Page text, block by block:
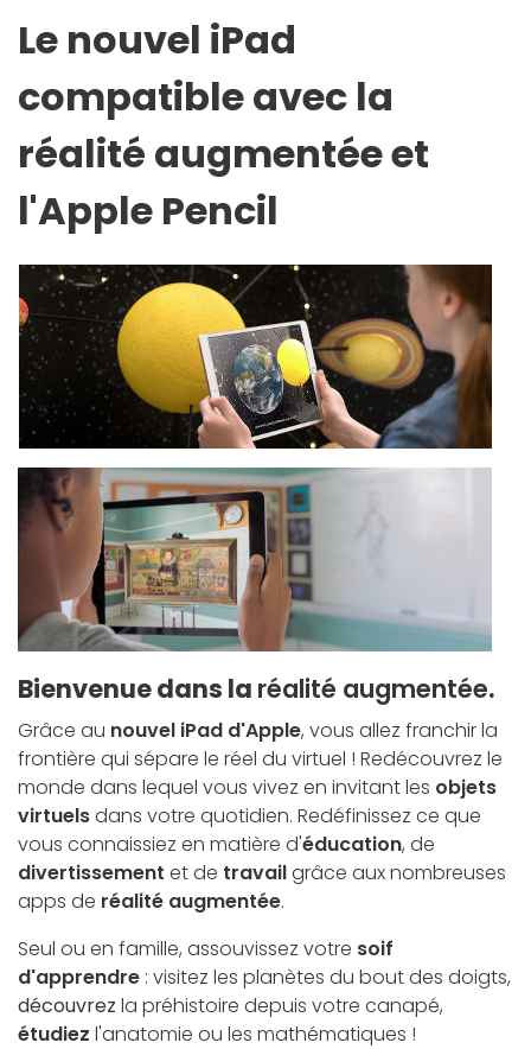
Le nouvel iPad
compatible avec la
réalité augmentée et
l'Apple Pencil
Bienvenue dans la réalité augmentée.
Grâce au nouvel iPad d'Apple, vous allez franchir la
frontière qui sépare le réel du virtuel ! Redécouvrez le
monde dans lequel vous vivez en invitant les objets
virtuelsdans votre quotidien. Redéfinissez ce que
vous connaissiez en matière d'éducation, de
divertissement et de travailgrâce aux nombreuses
apps de réalité augmentée.
Seul ou en famille, assouvissez votre soif
d'apprendre : visitez les planètes du bout des doigts,
découvrez la préhistoire depuis votre canapé,
étudiez l'anatomie ou les mathématiques !